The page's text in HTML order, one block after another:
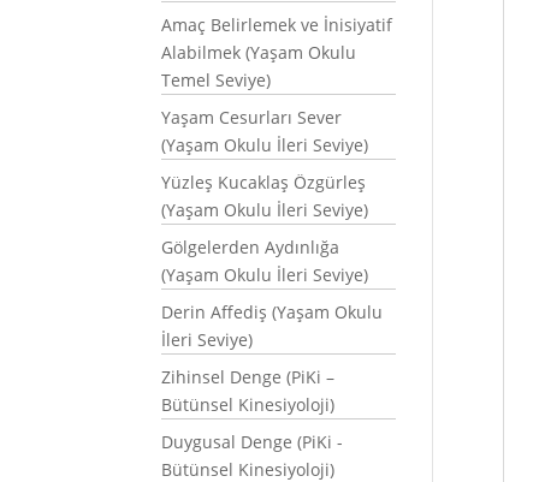
Amaç Belirlemek ve İnisiyatif
Alabilmek (Yaşam Okulu
Temel Seviye)
Yaşam Cesurları Sever
(Yaşam Okulu İleri Seviye)
Yüzleş Kucaklaş Özgürleş
(Yaşam Okulu İleri Seviye)
Gölgelerden Aydınlığa
(Yaşam Okulu İleri Seviye)
Derin Affediş (Yaşam Okulu
İleri Seviye)
Zihinsel Denge (PiKi –
Bütünsel Kinesiyoloji)
Duygusal Denge (PiKi -
Bütünsel Kinesiyoloji)